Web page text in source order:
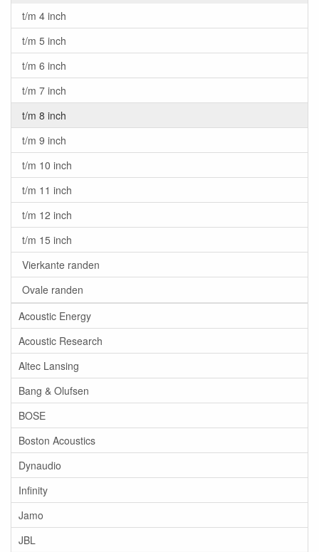
t/m 4 inch
t/m 5 inch
t/m 6 inch
t/m 7 inch
t/m 8 inch
t/m 9 inch
t/m 10 inch
t/m 11 inch
t/m 12 inch
t/m 15 inch
Vierkante randen
Ovale randen
Acoustic Energy
Acoustic Research
Altec Lansing
Bang & Olufsen
BOSE
Boston Acoustics
Dynaudio
Infinity
Jamo
JBL